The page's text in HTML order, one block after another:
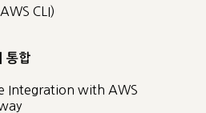
CLI)
통합
Integration with AWS